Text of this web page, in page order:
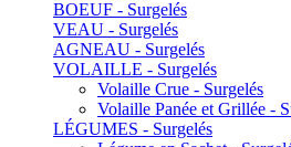
BOEUF - Surgelés
VEAU - Surgelés
AGNEAU - Surgelés
VOLAILLE - Surgelés
Volaille Crue - Surgelés
Volaille Panée et Grillée -
LÉGUMES - Surgelés